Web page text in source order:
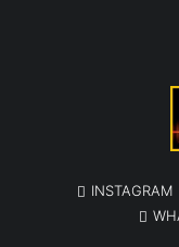
INSTAGRAM